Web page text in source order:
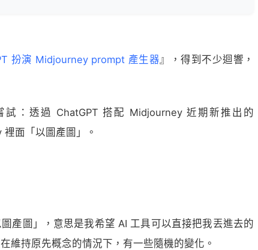
扮演 Midjourney prompt 產生器 』，得到不少迴響，
：透過 ChatGPT 搭配 Midjourney 近期新推出的
面「以圖產圖」。
產圖」，意思是我希望 AI 工具可以直接把我丟進去的
維持原先概念的情況下，有一些隨機的變化。